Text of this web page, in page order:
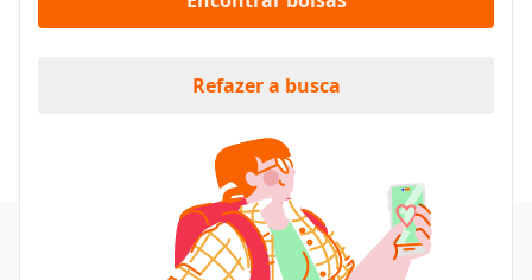
Refazer a busca